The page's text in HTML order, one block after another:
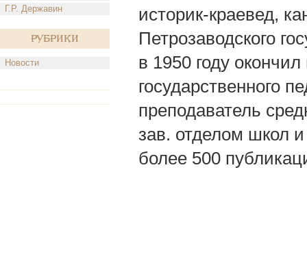
Г.Р. Державин
Рубрики
Новости
историк-краевед,
Петрозаводского
в 1950 году
государственного
преподаватель
зав. отделом школ
более 500